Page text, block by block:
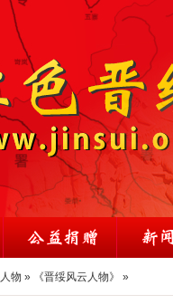
物 » 《晋绥风云人物》 »